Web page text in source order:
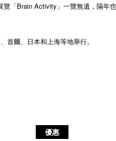
「Brain Activity」一覽無遺，隔年
爾、日本和上海等地舉行。
優惠